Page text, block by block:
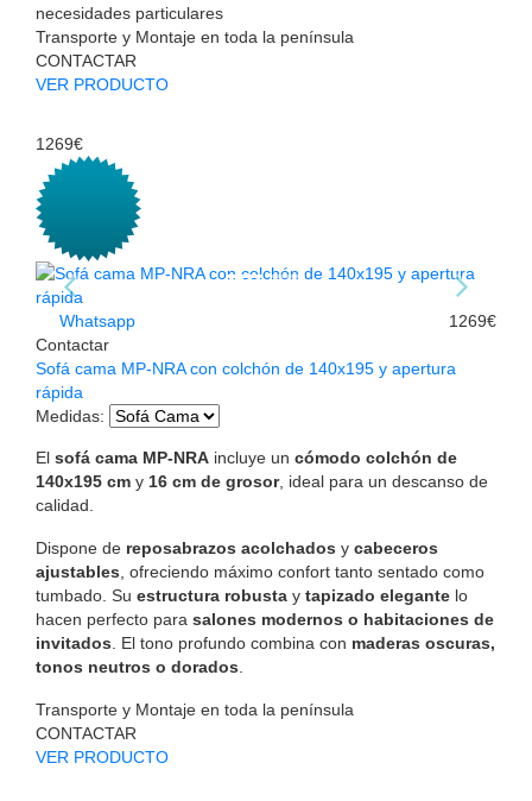
necesidades particulares
Transporte y Montaje en toda la península
CONTACTAR
VER PRODUCTO
1269€
Whatsapp
Contactar
1269€
Sofá cama MP-NRA con colchón de 140x195 y apertura
rápida
Medidas:
El sofá cama MP-NRA incluye un cómodo colchón de
140x195 cm y 16 cm de grosor, ideal para un descanso de
calidad.
Dispone de reposabrazos acolchados y cabeceros
ajustables , ofreciendo máximo confort tanto sentado como
tumbado. Su estructura robusta y tapizado elegante lo
hacen perfecto para salones modernos o habitaciones de
invitados . El tono profundo combina con maderas oscuras,
tonos neutros o dorados
Transporte y Montaje en toda la península
CONTACTAR
VER PRODUCTO